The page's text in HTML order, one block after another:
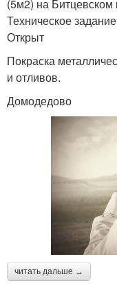
(5м2) на
Техническое
Открыт
Покраска
и отливов.
Домодедово
читать дальше →